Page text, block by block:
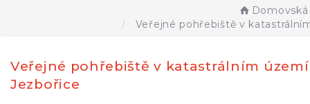
Veřejné pohřebiště v
Veřejné pohřebiště v katastrálním
Jezbořice